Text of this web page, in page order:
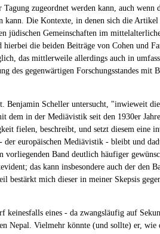
zugeordnet werden kann, auch wenn
Die Kontexte, in denen sich die
jüdischen Gemeinschaften im
die beiden Beiträge von Cohen und
das mittlerweile allerdings auch in
gegenwärtigen Forschungsstandes mit
Benjamin Scheller untersucht, "inwieweit
in der Mediävistik seit den 1930er
fielen, beschreibt, und setzt diesem eine
der europäischen Mediävistik - bleibt und
Band deutlich häufiger
das kann insbesondere auch der den
mich dieser in meiner Skepsis
eines - da zwangsläufig auf
Nepal. Vielmehr könnte (und sollte) er, wie